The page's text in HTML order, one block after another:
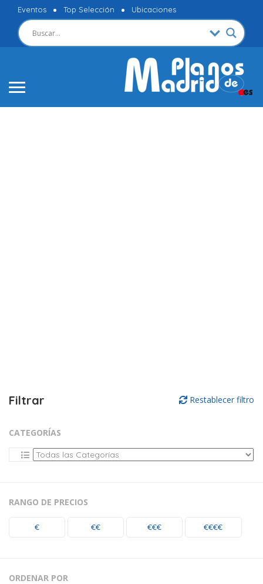
Eventos Top Selección Ubicaciones
Filtrar Restablecer filtro
CATEGORÍAS
RANGO DE PRECIOS
€ €€ €€€ €€€€
ORDENAR POR